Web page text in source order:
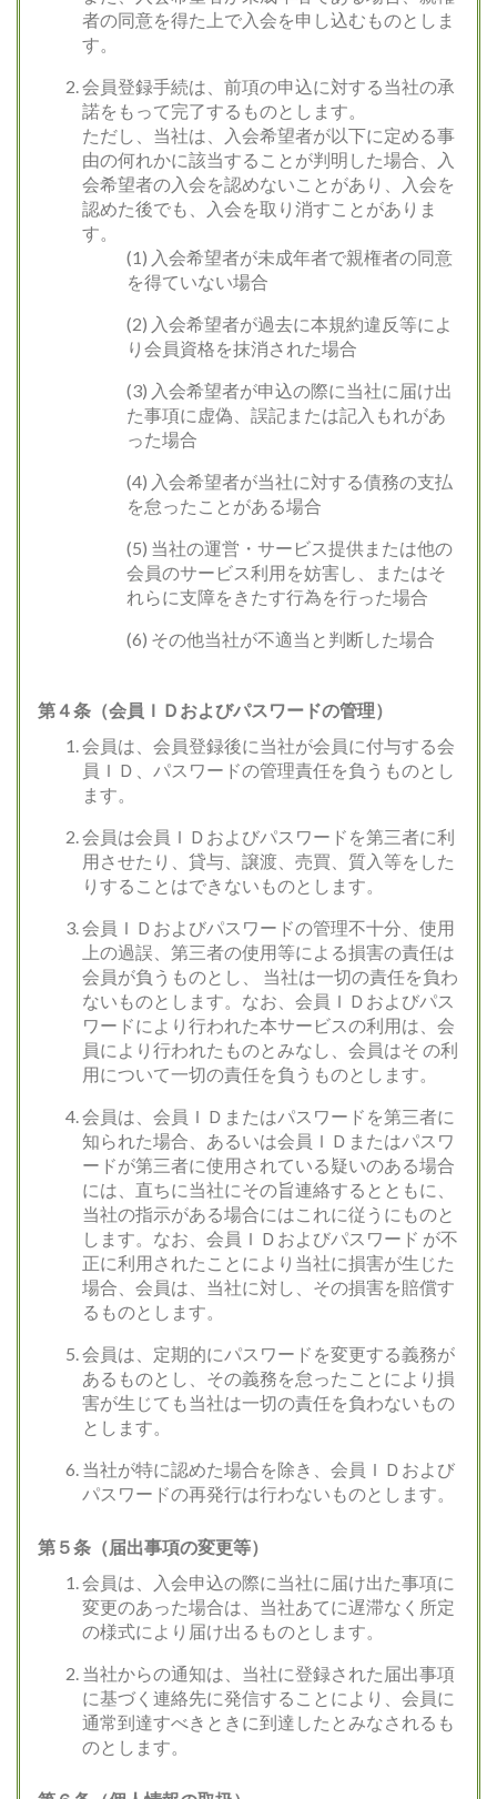
者の同意を得た上で入会を申し込むものとしま
す。
会員登録手続は、前項の申込に対する当社の承
諾をもって完了するものとします。
ただし、当社は、入会希望者が以下に定める事
由の何れかに該当することが判明した場合、入
会希望者の入会を認めないことがあり、入会を
認めた後でも、入会を取り消すことがありま
す。
(1) 入会希望者が未成年者で親権者の同意
を得ていない場合
(2) 入会希望者が過去に本規約違反等によ
り会員資格を抹消された場合
(3) 入会希望者が申込の際に当社に届け出
た事項に虚偽、誤記または記入もれがあ
った場合
(4) 入会希望者が当社に対する債務の支払
を怠ったことがある場合
(5) 当社の運営・サービス提供または他の
会員のサービス利用を妨害し、またはそ
れらに支障をきたす行為を行った場合
(6) その他当社が不適当と判断した場合
第４条（会員ＩＤおよびパスワードの管理）
会員は、会員登録後に当社が会員に付与する会
員ＩＤ、パスワードの管理責任を負うものとし
ます。
会員は会員ＩＤおよびパスワードを第三者に利
用させたり、貸与、譲渡、売買、質入等をした
りすることはできないものとします。
会員ＩＤおよびパスワードの管理不十分、使用
上の過誤、第三者の使用等による損害の責任は
会員が負うものとし、 当社は一切の責任を負わ
ないものとします。なお、会員ＩＤおよびパス
ワードにより行われた本サービスの利用は、会
員により行われたものとみなし、会員はそ の利
用について一切の責任を負うものとします。
会員は、会員ＩＤまたはパスワードを第三者に
知られた場合、あるいは会員ＩＤまたはパスワ
ードが第三者に使用されている疑いのある場合
には、直ちに当社にその旨連絡するとともに、
当社の指示がある場合にはこれに従うにものと
します。なお、会員ＩＤおよびパスワード が不
正に利用されたことにより当社に損害が生じた
場合、会員は、当社に対し、その損害を賠償す
るものとします。
会員は、定期的にパスワードを変更する義務が
あるものとし、その義務を怠ったことにより損
害が生じても当社は一切の責任を負わないもの
とします。
当社が特に認めた場合を除き、会員ＩＤおよび
パスワードの再発行は行わないものとします。
第５条（届出事項の変更等）
会員は、入会申込の際に当社に届け出た事項に
変更のあった場合は、当社あてに遅滞なく所定
の様式により届け出るものとします。
当社からの通知は、当社に登録された届出事項
に基づく連絡先に発信することにより、会員に
通常到達すべきときに到達したとみなされるも
のとします。